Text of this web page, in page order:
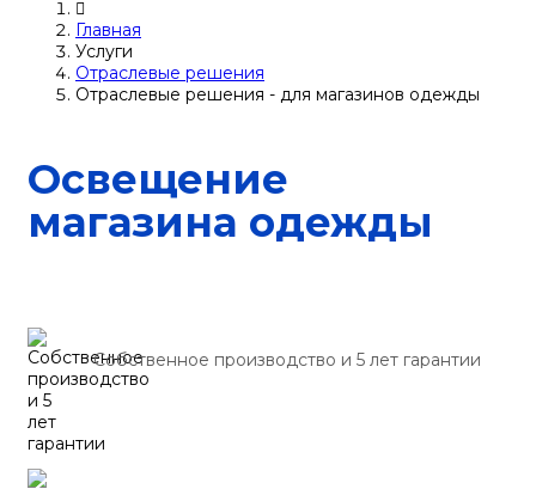
Главная
Услуги
Отраслевые решения
Отраслевые решения - для магазинов одежды
Освещение
магазина одежды
Собственное производство и 5 лет гарантии